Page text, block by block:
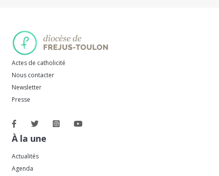
Actes de catholicité
Nous contacter
Newsletter
Presse
À la une
Actualités
Agenda